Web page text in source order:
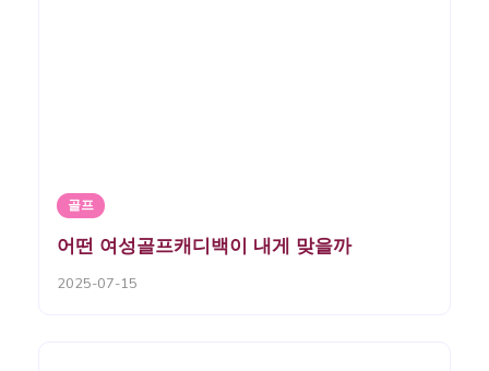
골프
어떤 여성골프캐디백이 내게 맞을까
2025-07-15